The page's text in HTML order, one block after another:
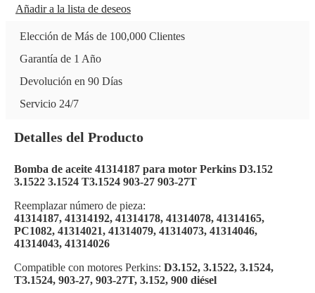
Añadir a la lista de deseos
Elección de Más de 100,000 Clientes
Garantía de 1 Año
Devolución en 90 Días
Servicio 24/7
Detalles del Producto
Bomba de aceite 41314187 para motor Perkins D3.152
3.1522 3.1524 T3.1524 903-27 903-27T
Reemplazar número de pieza:
41314187, 41314192, 41314178, 41314078, 41314165,
PC1082, 41314021, 41314079, 41314073, 41314046,
41314043, 41314026
Compatible con motores Perkins: D3.152, 3.1522, 3.1524,
T3.1524, 903-27, 903-27T, 3.152, 900 diésel